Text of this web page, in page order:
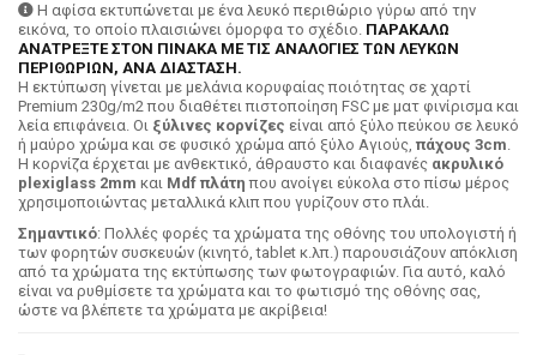
Η αφίσα εκτυπώνεται με ένα λευκό περιθώριο γύρω από την
εικόνα, το οποίο πλαισιώνει όμορφα το σχέδιο. ΠΑΡΑΚΑΛΩ
ΑΝΑΤΡΕΞΤΕ ΣΤΟΝ ΠΙΝΑΚΑ ΜΕ ΤΙΣ ΑΝΑΛΟΓΙΕΣ ΤΩΝ ΛΕΥΚΩΝ
ΠΕΡΙΘΩΡΙΩΝ, ΑΝΑ ΔΙΑΣΤΑΣΗ.
H εκτύπωση γίνεται με μελάνια κορυφαίας ποιότητας σε χαρτί
Premium 230g/m2 που διαθέτει πιστοποίηση FSC με ματ φινίρισμα και
λεία επιφάνεια. Οι ξύλινες κορνίζες είναι από ξύλο πεύκου σε λευκό
ή μαύρο χρώμα και σε φυσικό χρώμα από ξύλο Αγιούς, πάχους 3cm.
Η κορνίζα έρχεται με ανθεκτικό, άθραυστο και διαφανές ακρυλικό
plexiglass 2mm και Mdf πλάτη που ανοίγει εύκολα στο πίσω μέρος
χρησιμοποιώντας μεταλλικά κλιπ που γυρίζουν στο πλάι.
Σημαντικό: Πολλές φορές τα χρώματα της οθόνης του υπολογιστή ή
των φορητών συσκευών (κινητό, tablet κ.λπ.) παρουσιάζουν απόκλιση
από τα χρώματα της εκτύπωσης των φωτογραφιών. Για αυτό, καλό
είναι να ρυθμίσετε τα χρώματα και το φωτισμό της οθόνης σας,
ώστε να βλέπετε τα χρώματα με ακρίβεια!